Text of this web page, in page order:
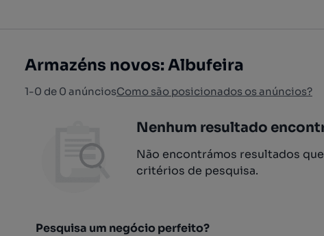
Armazéns novos: Albufeira
1-0 de 0 anúnciosComo são posicionados os anúncios?
Nenhum resultado
Não encontrámos resultados
critérios de pesquisa.
Pesquisa um negócio perfeito?